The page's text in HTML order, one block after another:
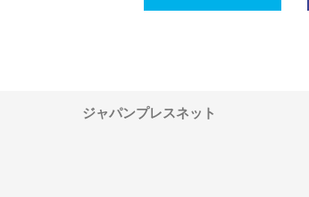
ジャパンプレスネット